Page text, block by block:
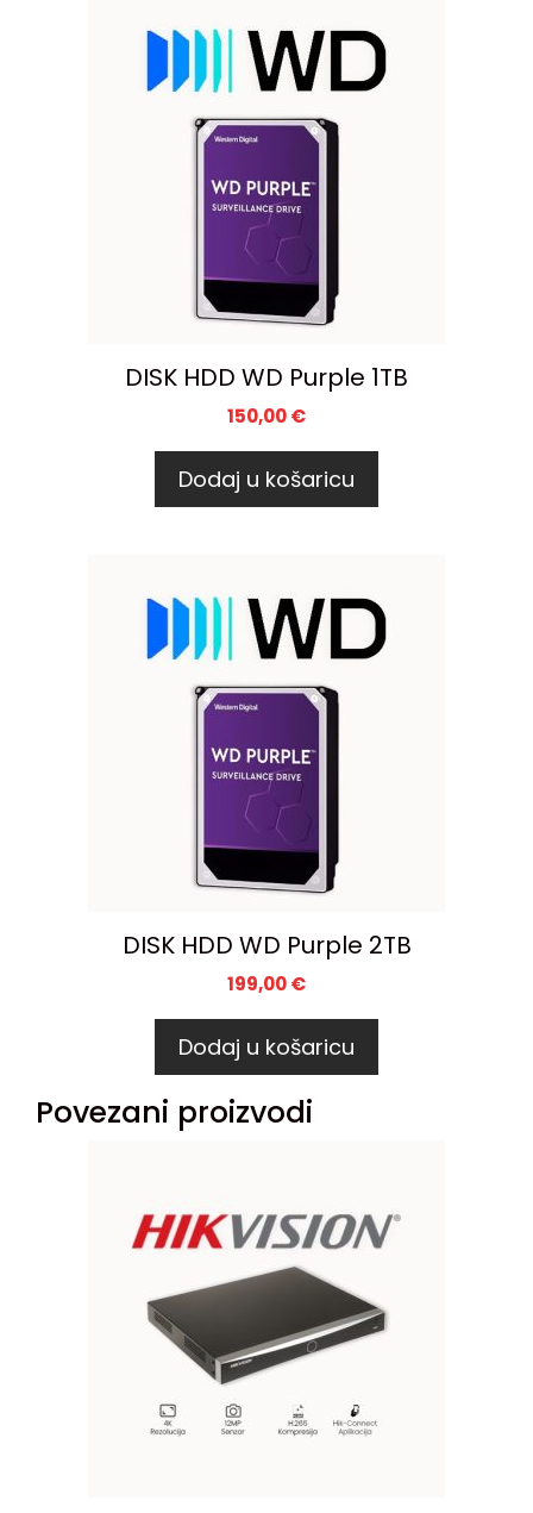
DISK HDD WD Purple 1TB
150,00€
Dodaj u košaricu
DISK HDD WD Purple 2TB
199,00€
Dodaj u košaricu
Povezani proizvodi